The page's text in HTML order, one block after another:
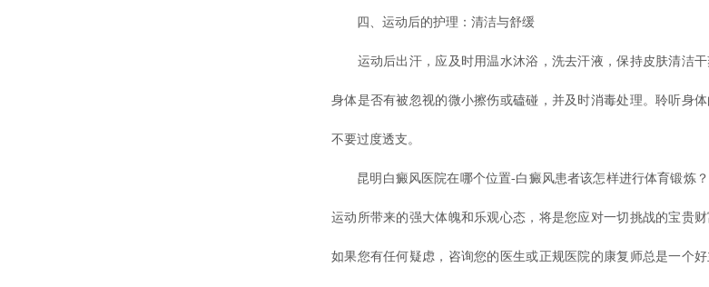
四、运动后的护理：清洁与舒缓
运动后出汗，应及时用温水沐浴，洗去汗液，保持皮肤清洁干
身体是否有被忽视的微小擦伤或磕碰，并及时消毒处理。聆听身
不要过度透支。
昆明白癜风医院在哪个位置-白癜风患者该怎样进行体育锻炼？
运动所带来的强大体魄和乐观心态，将是您应对一切挑战的宝贵
如果您有任何疑虑，咨询您的医生或正规医院的康复师总是一个